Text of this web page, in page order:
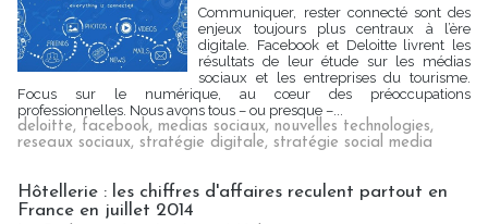
Communiquer, rester connecté sont des
enjeux toujours plus centraux à l’ère
digitale. Facebook et Deloitte livrent les
résultats de leur étude sur les médias
sociaux et les entreprises du tourisme.
Focus sur le numérique, au cœur des préoccupations
professionnelles. Nous avons tous – ou presque –...
deloitte, facebook, medias sociaux, nouvelles technologies,
reseaux sociaux, stratégie digitale, stratégie social media
Hôtellerie : les chiffres d'affaires reculent partout en
France en juillet 2014